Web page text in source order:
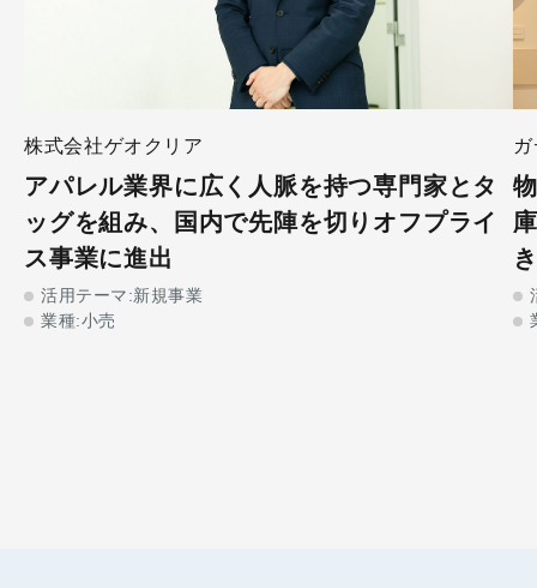
株式会社ゲオクリア
アパレル業界に広く人脈を持つ専門家とタ
ッグを組み、国内で先陣を切りオフプライ
ス事業に進出
活用テーマ:新規事業
業種:小売​